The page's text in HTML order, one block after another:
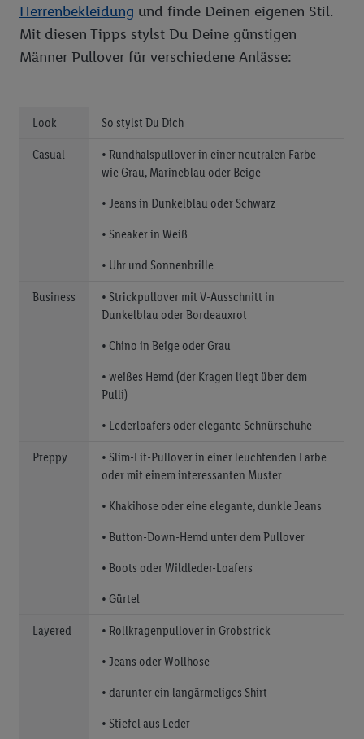
Herrenbekleidung und finde Deinen eigenen Stil.
Mit diesen Tipps stylst Du Deine günstigen
Männer Pullover für verschiedene Anlässe:
Look So stylst Du Dich
Casual
• Rundhalspullover in einer neutralen Farbe
wie Grau, Marineblau oder Beige
• Jeans in Dunkelblau oder Schwarz
• Sneaker in Weiß
• Uhr und Sonnenbrille
Business
• Strickpullover mit V-Ausschnitt in
Dunkelblau oder Bordeauxrot
• Chino in Beige oder Grau
• weißes Hemd (der Kragen liegt über dem
Pulli)
• Lederloafers oder elegante Schnürschuhe
Preppy
• Slim-Fit-Pullover in einer leuchtenden Farbe
oder mit einem interessanten Muster
• Khakihose oder eine elegante, dunkle Jeans
• Button-Down-Hemd unter dem Pullover
• Boots oder Wildleder-Loafers
• Gürtel
Layered
• Rollkragenpullover in Grobstrick
• Jeans oder Wollhose
• darunter ein langärmeliges Shirt
• Stiefel aus Leder